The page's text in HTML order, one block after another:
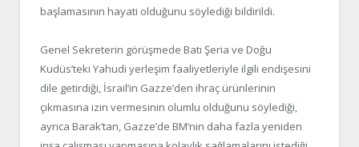
başlamasının hayati olduğunu söylediği bildirildi.
Genel Sekreterin görüşmede Batı Şeria ve Doğu
Kudüs’teki Yahudi yerleşim faaliyetleriyle ilgili endişesini
dile getirdiği, İsrail’in Gazze’den ihraç ürünlerinin
çıkmasına izin vermesinin olumlu olduğunu söylediği,
ayrıca Barak’tan, Gazze’de BM’nin daha fazla yeniden